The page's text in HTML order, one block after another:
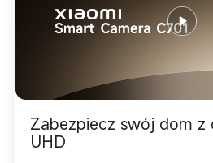
Zabezpiecz swój dom z
UHD